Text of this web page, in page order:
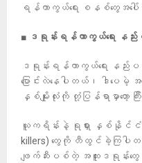
ရန်ကာကွယ်ရေး စနစ်တွေအပေ
■ ဒရုန်းရန်ကာကွယ်ရေး နည်း
ဒရုန်းရန်ကာကွယ်ရေး နည်းပ
ပြောင်းလဲနေပါတယ်၊ ဒါပေမဲ့
နှစ်မျိုးလုံးကို တုံ့ပြန်ရာမှာတော့ က
ယူကရိန်းနဲ့ ရုရှား နှစ်နိုင်ငံ
killers) တွေကို တီထွင်ခဲ့ကြပ
ဖျက်ဆီးပစ်တဲ့ အထူးဒရုန်းတွ